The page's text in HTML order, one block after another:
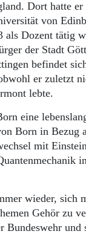
Dort hatte
von
als Dozent tätig
der Stadt
befindet
er zuletzt
lebte.
eine
Born in Bezug
mit
wieder, sich
Gehör zu
Bundeswehr